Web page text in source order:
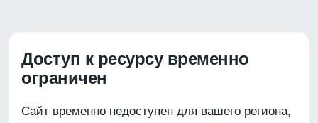
Доступ к ресурсу временно
ограничен
Сайт временно недоступен для вашего региона,